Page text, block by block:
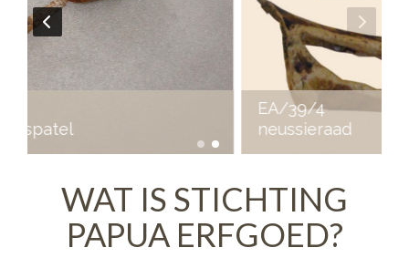
neussieraad
WAT IS STICHTING
PAPUA ERFGOED?